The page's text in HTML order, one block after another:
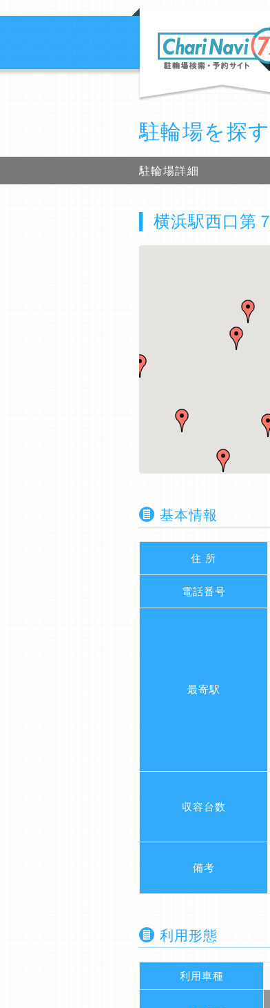
駐輪場を探す
駐輪場詳細
横浜駅西口第７
基本情報
住 所
電話番号
最寄駅
収容台数
備考
利用形態
利用車種